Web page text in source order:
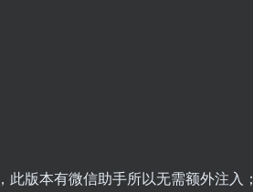
版本有微信助手所以无需额外注入；